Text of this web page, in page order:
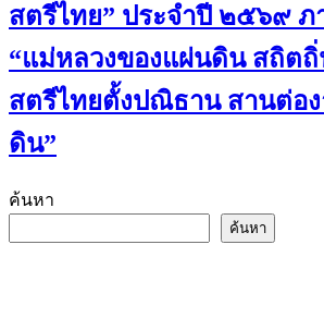
สตรีไทย” ประจําปี ๒๕๖๙ ภ
“แม่หลวงของแผ่นดิน สถิต
สตรีไทยตั้งปณิธาน สานต่อ
ดิน”
ค้นหา
ค้นหา